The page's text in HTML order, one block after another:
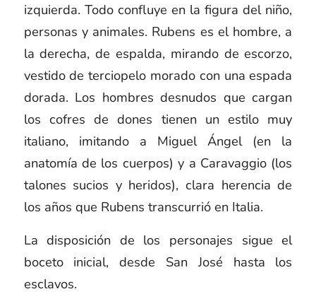
izquierda. Todo confluye en la figura del niño,
personas y animales. Rubens es el hombre, a
la derecha, de espalda, mirando de escorzo,
vestido de terciopelo morado con una espada
dorada. Los hombres desnudos que cargan
los cofres de dones tienen un estilo muy
italiano, imitando a Miguel Ángel (en la
anatomía de los cuerpos) y a Caravaggio (los
talones sucios y heridos), clara herencia de
los años que Rubens transcurrió en Italia.
La disposición de los personajes sigue el
boceto inicial, desde San José hasta los
esclavos.